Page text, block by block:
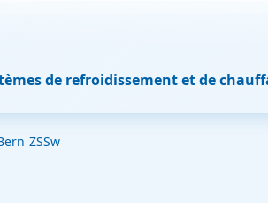
de refroidissement et de
ZSSw